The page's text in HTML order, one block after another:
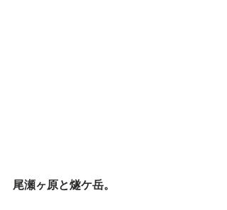
尾瀬ヶ原と燧ケ岳。